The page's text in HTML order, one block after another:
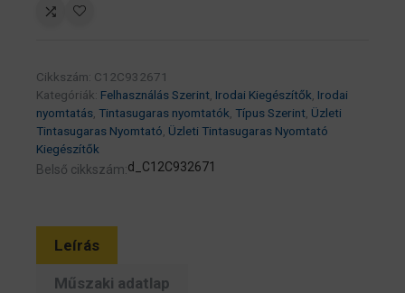
Cikkszám: C12C932671
Kategóriák: Felhasználás Szerint, Irodai Kiegészítők, Irodai
nyomtatás, Tintasugaras nyomtatók, Típus Szerint, Üzleti
Tintasugaras Nyomtató, Üzleti Tintasugaras Nyomtató
Kiegészítők
Belső cikkszám:d_C12C932671
Leírás
Műszaki adatlap